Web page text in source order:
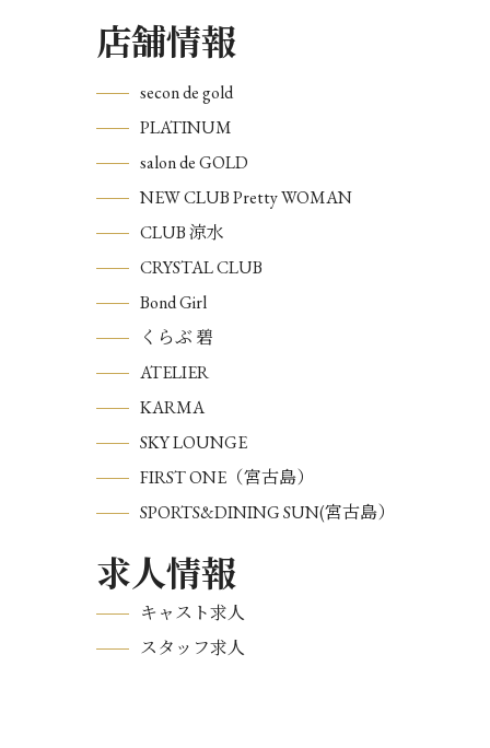
店舗情報
secon de gold
PLATINUM
salon de GOLD
NEW CLUB Pretty WOMAN
CLUB 涼水
CRYSTAL CLUB
Bond Girl
くらぶ 碧
ATELIER
KARMA
SKY LOUNGE
FIRST ONE（宮古島）
SPORTS&DINING SUN(宮古島）
求人情報
キャスト求人
スタッフ求人